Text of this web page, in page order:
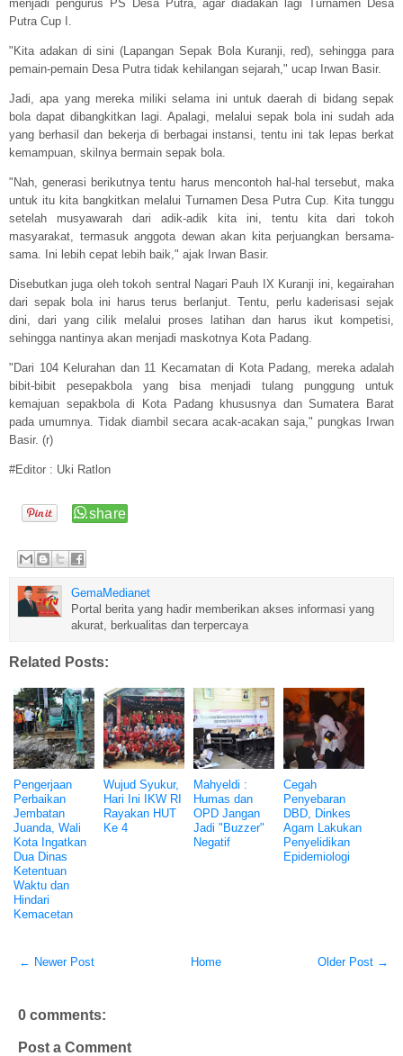
menjadi pengurus PS Desa Putra, agar diadakan lagi Turnamen Desa
Putra Cup I.
"Kita adakan di sini (Lapangan Sepak Bola Kuranji, red), sehingga para
pemain-pemain Desa Putra tidak kehilangan sejarah," ucap Irwan Basir.
Jadi, apa yang mereka miliki selama ini untuk daerah di bidang sepak
bola dapat dibangkitkan lagi. Apalagi, melalui sepak bola ini sudah ada
yang berhasil dan bekerja di berbagai instansi, tentu ini tak lepas berkat
kemampuan, skilnya bermain sepak bola.
"Nah, generasi berikutnya tentu harus mencontoh hal-hal tersebut, maka
untuk itu kita bangkitkan melalui Turnamen Desa Putra Cup. Kita tunggu
setelah musyawarah dari adik-adik kita ini, tentu kita dari tokoh
masyarakat, termasuk anggota dewan akan kita perjuangkan bersama-
sama. Ini lebih cepat lebih baik," ajak Irwan Basir.
Disebutkan juga oleh tokoh sentral Nagari Pauh IX Kuranji ini, kegairahan
dari sepak bola ini harus terus berlanjut. Tentu, perlu kaderisasi sejak
dini, dari yang cilik melalui proses latihan dan harus ikut kompetisi,
sehingga nantinya akan menjadi maskotnya Kota Padang.
"Dari 104 Kelurahan dan 11 Kecamatan di Kota Padang, mereka adalah
bibit-bibit pesepakbola yang bisa menjadi tulang punggung untuk
kemajuan sepakbola di Kota Padang khususnya dan Sumatera Barat
pada umumnya. Tidak diambil secara acak-acakan saja," pungkas Irwan
Basir. (r)
#Editor : Uki Ratlon
GemaMedianet
Portal berita yang hadir memberikan akses informasi yang
akurat, berkualitas dan terpercaya
Related Posts:
Pengerjaan
Perbaikan
Jembatan
Juanda, Wali
Kota Ingatkan
Dua Dinas
Ketentuan
Waktu dan
Hindari
Kemacetan
Wujud Syukur,
Hari Ini IKW RI
Rayakan HUT
Ke 4
Mahyeldi :
Humas dan
OPD Jangan
Jadi "Buzzer"
Negatif
Cegah
Penyebaran
DBD, Dinkes
Agam Lakukan
Penyelidikan
Epidemiologi
← Newer Post Older Post →
Home
0 comments:
Post a Comment